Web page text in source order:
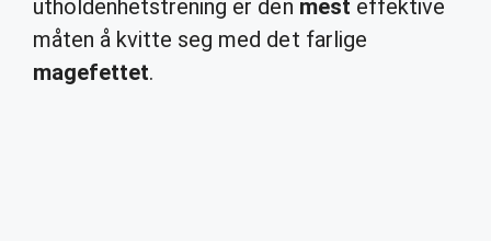
utholdenhetstrening er den mest effektive
måten å kvitte seg med det farlige
magefettet.